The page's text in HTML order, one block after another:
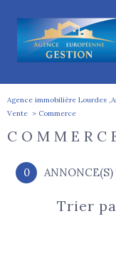
Agence immobilière Lourdes
Vente
Commerce
0 ANNONCE(S)
Trier